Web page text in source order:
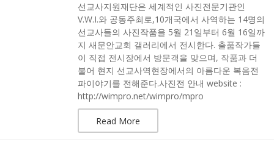
선교사지원재단은 세계적인 사진전문기관인
V.W.I.와 공동주최로,10개국에서 사역하는 14명의
선교사들의 사진작품을 5월 21일부터 6월 16일까
지 새문안교회 갤러리에서 전시한다. 출품작가들
이 직접 전시장에서 방문객을 맞으며, 작품과 더
불어 현지 선교사역현장에서의 아름다운 복음전
파이야기를 전해준다.​사진전 안내 website :
http://wimpro.net/wimpro/mpro
Read More